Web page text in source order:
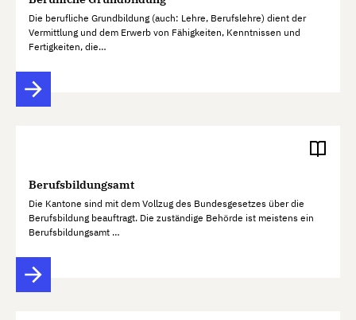
Die berufliche Grundbildung (auch: Lehre, Berufslehre) dient der
Vermittlung und dem Erwerb von Fähigkeiten, Kenntnissen und
Fertigkeiten, die…
Berufsbildungsamt
Die Kantone sind mit dem Vollzug des Bundesgesetzes über die
Berufsbildung beauftragt. Die zuständige Behörde ist meistens ein
Berufsbildungsamt …